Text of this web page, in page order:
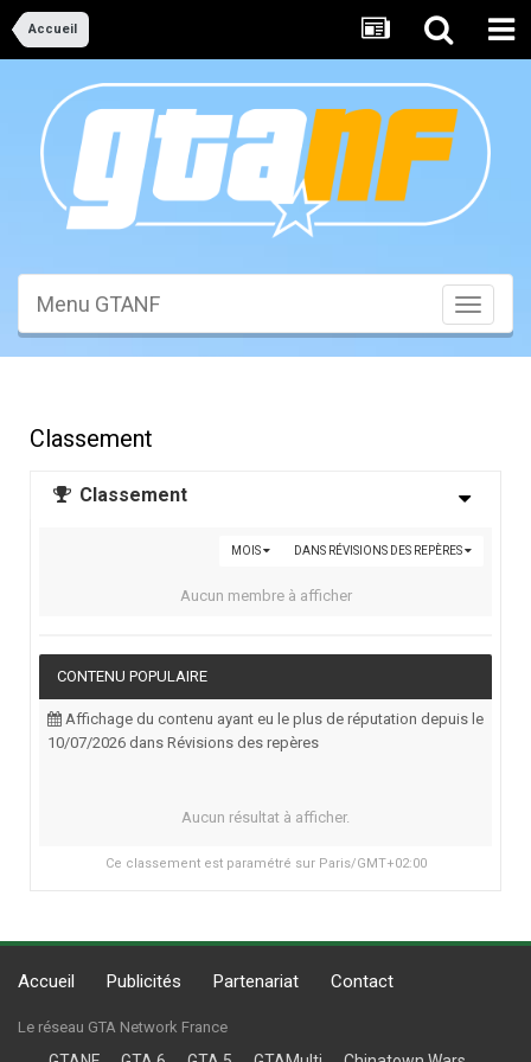
Accueil
Toggle
Menu GTANF
Classement
Classement
DANS RÉVISIONS DES REPÈRES
MOIS
Aucun membre à afficher
CONTENU POPULAIRE
Affichage du contenu ayant eu le plus de réputation depuis le
10/07/2026 dans Révisions des repères
Aucun résultat à afficher.
Ce classement est paramétré sur Paris/GMT+02:00
Accueil Publicités Partenariat Contact
Le réseau GTA Network France